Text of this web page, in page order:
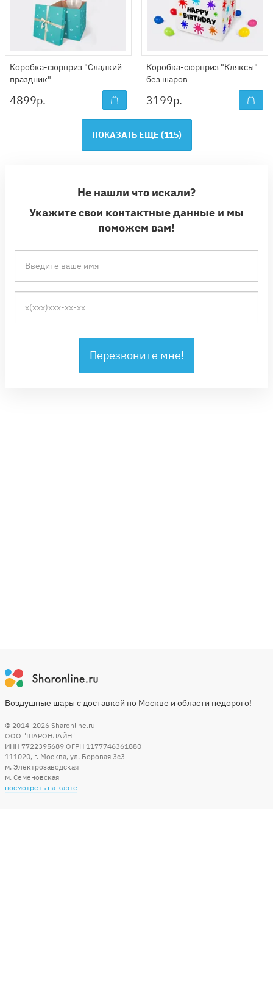
Коробка-сюрприз "Сладкий
праздник"
4899р.
Коробка-сюрприз "Кляксы"
без шаров
3199р.
ПОКАЗАТЬ ЕЩЕ (115)
Не нашли что искали?
Укажите свои контактные данные и мы
поможем вам!
Перезвоните мне!
Воздушные шары с доставкой по Москве и области недорого!
© 2014-2026 Sharonline.ru
ООО "ШАРОНЛАЙН"
ИНН 7722395689 ОГРН 1177746361880
111020, г. Москва, ул. Боровая 3c3
м. Электрозаводская
м. Семеновская
посмотреть на карте